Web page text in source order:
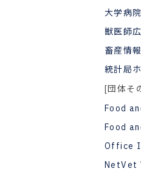
大学病
獣医師
畜産情
統計局
[団体そ
Food
Food
Office
NetVet